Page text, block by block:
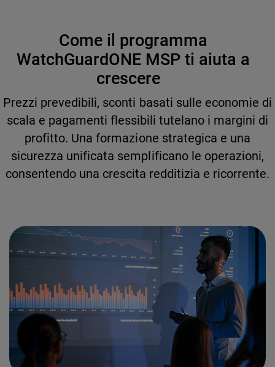
Come il programma
WatchGuardONE MSP ti aiuta a
crescere
Prezzi prevedibili, sconti basati sulle economie di
scala e pagamenti flessibili tutelano i margini di
profitto. Una formazione strategica e una
sicurezza unificata semplificano le operazioni,
consentendo una crescita redditizia e ricorrente.